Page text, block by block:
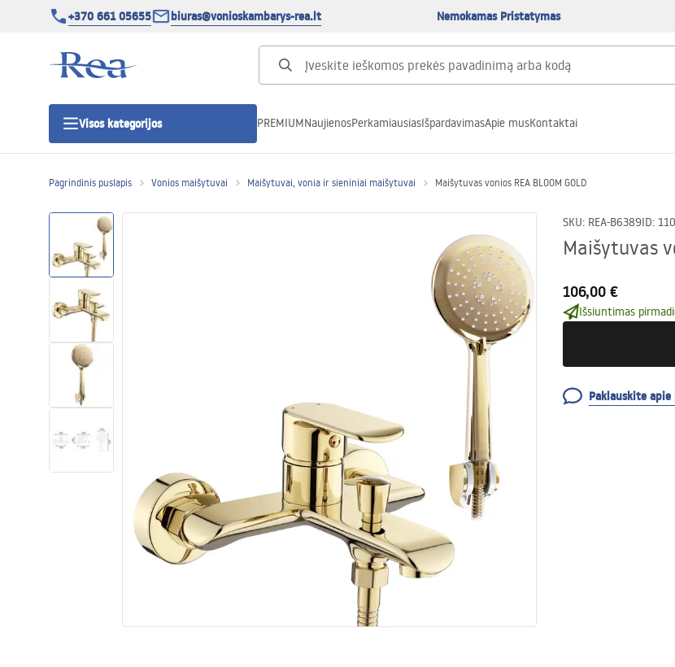
+370 661 05655 biuras@vonioskambarys-rea.lt Nemokamas Pristatymas
Visos kategorijos
Dušo durys
Vonios dušo padėklai
Linijiniai dušo kanalai
Praustuvas
Vonios ir ekranai
Vonios maišytuvai
PREMIUMNaujienosPerkamiausiasIšpardavimasApie musKontaktai
Pagrindinis puslapis Vonios maišytuvai Maišytuvai, vonia ir sieniniai maišytuvai Maišytuvas vonios REA BLOOM GOLD
SKU: REA-B6389ID:
Maišytuvas
106,00 €
Išsiuntimas
Paklauskite apie